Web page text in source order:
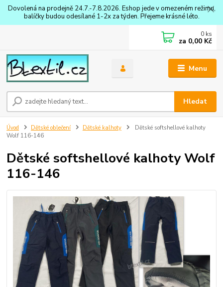
Dovolená na prodejně 24.7.-7.8.2026. Eshop jede v omezeném režimu,
balíčky budou odesílané 1-2x za týden. Přejeme krásné léto.
Menu
Hledat
0 ks
za 0,00 Kč
Úvod Dětské oblečení Dětské kalhoty
Dětské softshellové kalhoty
Wolf 116-146
Dětské softshellové kalhoty Wolf
116-146